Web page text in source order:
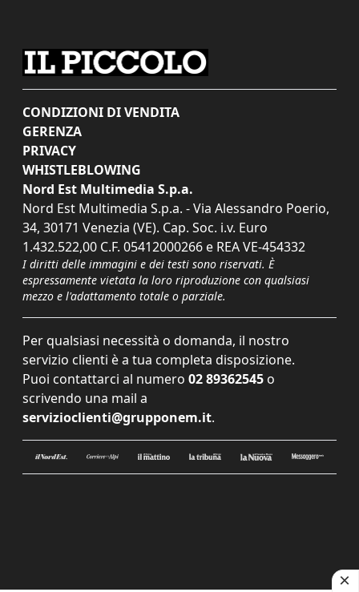
CONDIZIONI DI VENDITA
GERENZA
PRIVACY
WHISTLEBLOWING
Nord Est Multimedia S.p.a.
Nord Est Multimedia S.p.a. - Via Alessandro Poerio,
34, 30171 Venezia (VE). Cap. Soc. i.v. Euro
1.432.522,00 C.F. 05412000266 e REA VE-454332
I diritti delle immagini e dei testi sono riservati. È
espressamente vietata la loro riproduzione con qualsiasi
mezzo e l'adattamento totale o parziale.
Per qualsiasi necessità o domanda, il nostro
servizio clienti è a tua completa disposizione.
Puoi contattarci al numero 02 89362545 o
scrivendo una mail a
servizioclienti@grupponem.it.